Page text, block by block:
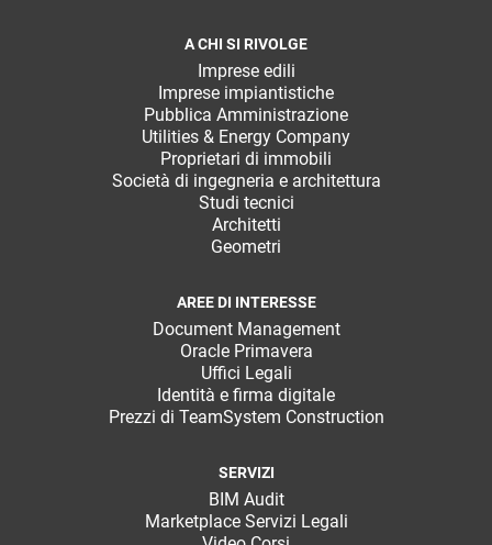
A CHI SI RIVOLGE
Imprese edili
Imprese impiantistiche
Pubblica Amministrazione
Utilities & Energy Company
Proprietari di immobili
Società di ingegneria e architettura
Studi tecnici
Architetti
Geometri
AREE DI INTERESSE
Document Management
Oracle Primavera
Uffici Legali
Identità e firma digitale
Prezzi di TeamSystem Construction
SERVIZI
BIM Audit
Marketplace Servizi Legali